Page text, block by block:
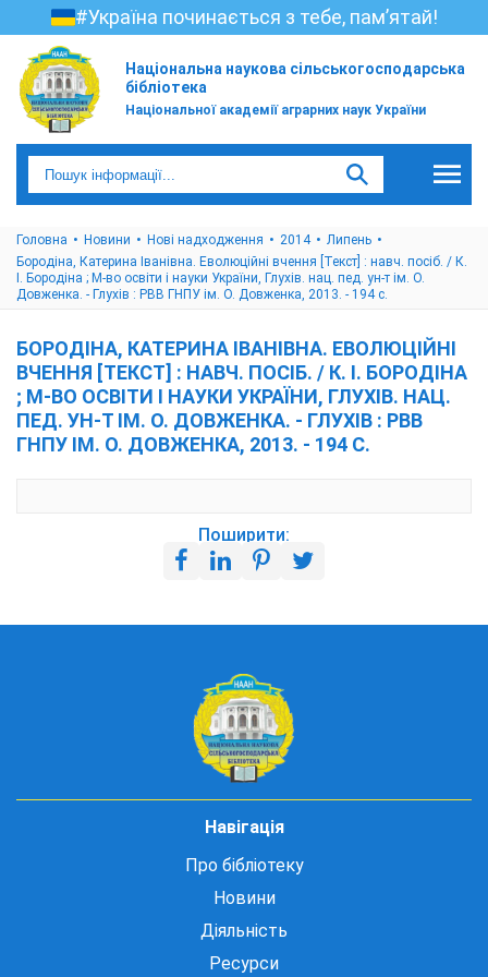
#Україна починається з тебе, пам’ятай!
Національна наукова сільськогосподарська
бібліотека
Національної академії аграрних наук України
Головна Новини Нові надходження 2014
Липень
Бородіна, Катерина Іванівна. Еволюційні вчення [Текст] : навч. посіб. / К.
І. Бородіна ; М-во освіти і науки України, Глухів. нац. пед. ун-т ім. О.
Довженка. - Глухів : РВВ ГНПУ ім. О. Довженка, 2013. - 194 с.
БОРОДІНА, КАТЕРИНА ІВАНІВНА. ЕВОЛЮЦІЙНІ
ВЧЕННЯ [ТЕКСТ] : НАВЧ. ПОСІБ. / К. І. БОРОДІНА
; М-ВО ОСВІТИ І НАУКИ УКРАЇНИ, ГЛУХІВ. НАЦ.
ПЕД. УН-Т ІМ. О. ДОВЖЕНКА. - ГЛУХІВ : РВВ
ГНПУ ІМ. О. ДОВЖЕНКА, 2013. - 194 С.
Поширити:
Навігація
Про бібліотеку
Новини
Діяльність
Ресурси